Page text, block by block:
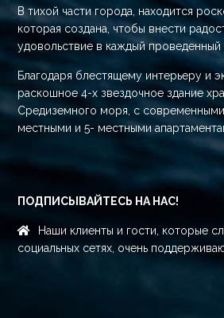
В тихой части города, находится
которая создана, чтобы внести
удовольствие в каждый проведенный
Благодаря блестящему интерьеру и
раскошное 4-х звездочное здание
Средиземного моря, с
местными и 5- местными
ПОДПИСЫВАЙТЕСЬ НА НАС!
Наши клиенты и гости, которые
социальных сетях, очень